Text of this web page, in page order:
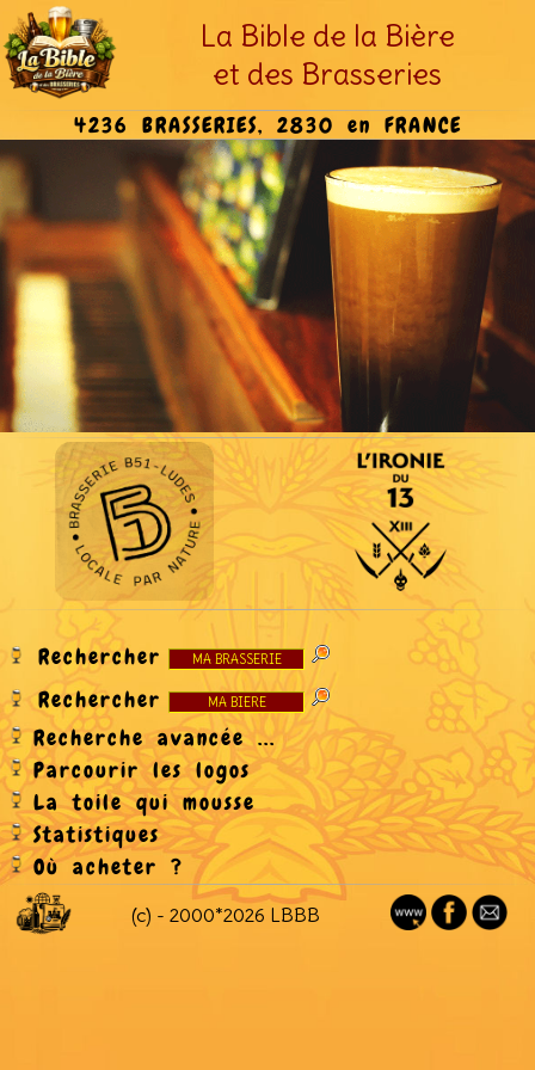
La Bible de la Bière
et des Brasseries
4236 BRASSERIES, 2830 en FRANCE
Rechercher
Rechercher
Recherche avancée ...
Parcourir les logos
La toile qui mousse
Statistiques
Où acheter ?
(c) - 2000*2026 LBBB